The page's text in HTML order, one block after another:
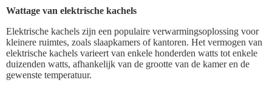
Wattage van elektrische kachels
Elektrische kachels zijn een populaire verwarmingsoplossing voor
kleinere ruimtes, zoals slaapkamers of kantoren. Het vermogen van
elektrische kachels varieert van enkele honderden watts tot enkele
duizenden watts, afhankelijk van de grootte van de kamer en de
gewenste temperatuur.